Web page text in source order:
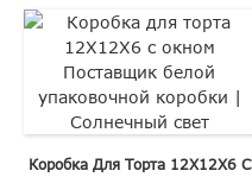
Коробка Для Торта 12X12X6 С